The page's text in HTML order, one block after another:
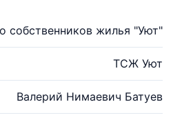
собственников жилья "Уют"
ТСЖ Уют
Валерий Нимаевич Батуев